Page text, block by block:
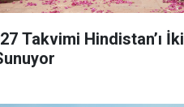
Takvimi Hindistan’ı İki